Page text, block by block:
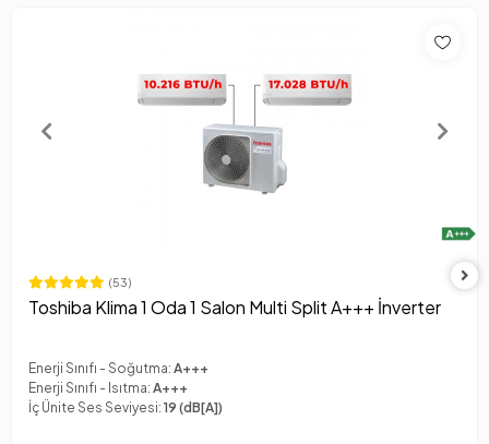
(53)
Toshiba Klima 1 Oda 1 Salon Multi Split A+++ İnverter
Enerji Sınıfı - Soğutma: A+++
Enerji Sınıfı - Isıtma: A+++
İç Ünite Ses Seviyesi: 19 (dB[A])